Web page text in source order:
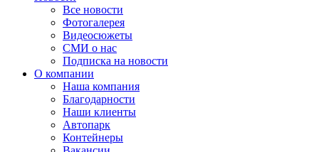
Все новости
Фотогалерея
Видеосюжеты
СМИ о нас
Подписка на новости
О компании
Наша компания
Благодарности
Наши клиенты
Автопарк
Контейнеры